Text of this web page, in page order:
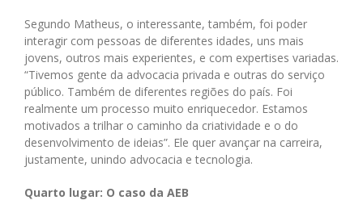
Segundo Matheus, o interessante, também, foi poder
interagir com pessoas de diferentes idades, uns mais
jovens, outros mais experientes, e com expertises variadas.
“Tivemos gente da advocacia privada e outras do serviço
público. Também de diferentes regiões do país. Foi
realmente um processo muito enriquecedor. Estamos
motivados a trilhar o caminho da criatividade e o do
desenvolvimento de ideias”. Ele quer avançar na carreira,
justamente, unindo advocacia e tecnologia.
Quarto lugar: O caso da AEB